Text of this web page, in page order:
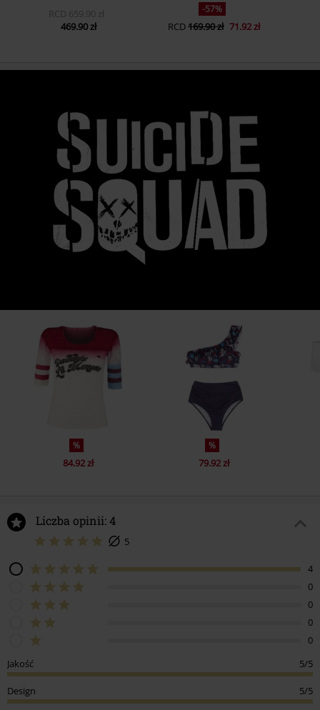
RCD 659.90 zł
469.90 zł
-57%
RCD169.90 zł 71.92 zł
%
84.92 zł
%
79.92 zł
Liczba opinii: 4
5
4
0
0
0
0
Jakość
5/5
Design 5/5